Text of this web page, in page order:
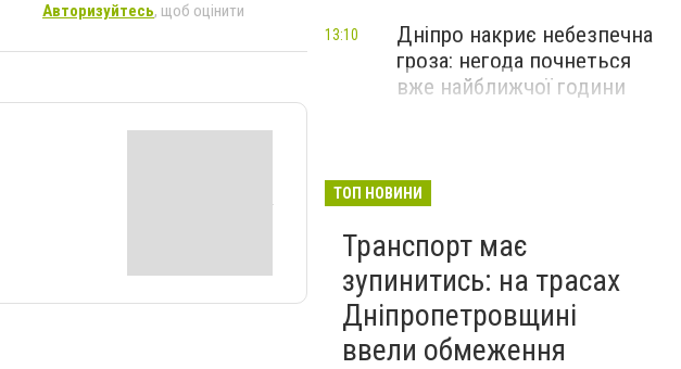
Авторизуйтесь, щоб оцінити
Дніпро накриє небезпечна
гроза: негода почнеться
вже найближчої години
13:10
ТОП НОВИНИ
Транспорт має
зупинитись: на трасах
Дніпропетровщині
ввели обмеження